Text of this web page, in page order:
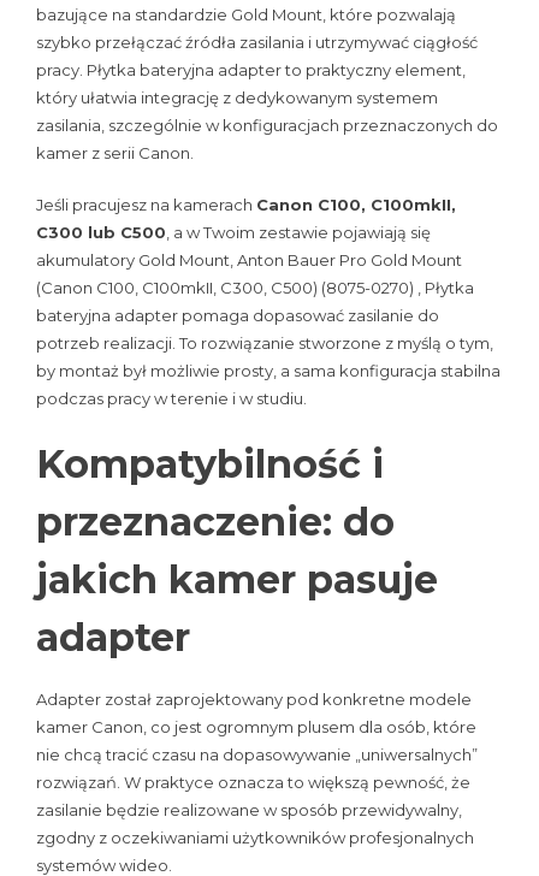
bazujące na standardzie Gold Mount, które pozwalają
szybko przełączać źródła zasilania i utrzymywać ciągłość
pracy. Płytka bateryjna adapter to praktyczny element,
który ułatwia integrację z dedykowanym systemem
zasilania, szczególnie w konfiguracjach przeznaczonych do
kamer z serii Canon.
Jeśli pracujesz na kamerach Canon C100, C100mkII,
C300 lub C500 , a w Twoim zestawie pojawiają się
akumulatory Gold Mount, Anton Bauer Pro Gold Mount
(Canon C100, C100mkII, C300, C500) (8075-0270) , Płytka
bateryjna adapter pomaga dopasować zasilanie do
potrzeb realizacji. To rozwiązanie stworzone z myślą o tym,
by montaż był możliwie prosty, a sama konfiguracja stabilna
podczas pracy w terenie i w studiu.
Kompatybilność i
przeznaczenie: do
jakich kamer pasuje
adapter
Adapter został zaprojektowany pod konkretne modele
kamer Canon, co jest ogromnym plusem dla osób, które
nie chcą tracić czasu na dopasowywanie „uniwersalnych”
rozwiązań. W praktyce oznacza to większą pewność, że
zasilanie będzie realizowane w sposób przewidywalny,
zgodny z oczekiwaniami użytkowników profesjonalnych
systemów wideo.